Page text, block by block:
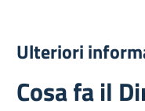
Ulteriori
Cosa fa il